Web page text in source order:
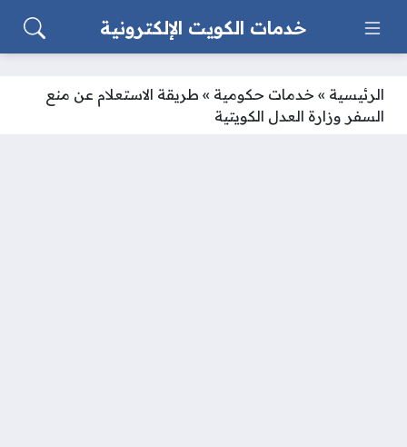
خدمات الكويت الإلكترونية
الرئيسية » خدمات حكومية » طريقة الاستعلام عن منع
السفر وزارة العدل الكويتية